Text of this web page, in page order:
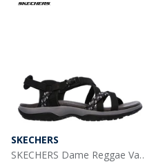
SKECHERS
SKECHERS Dame